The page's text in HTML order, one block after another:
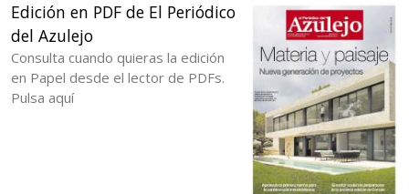
Edición en PDF de El Periódico
del Azulejo
Consulta cuando quieras la edición
en Papel desde el lector de PDFs.
Pulsa aquí